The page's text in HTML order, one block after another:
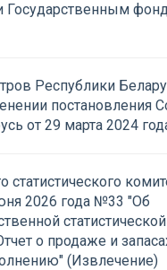
Государственным
Республики
постановления
от 29 марта 2024
2026 года №33 "Об
статистической
о продаже и
(Извлечение)